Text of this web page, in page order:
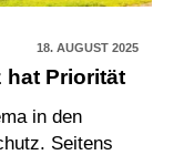
18. AUGUST 2025
hat Priorität
in den
Seitens